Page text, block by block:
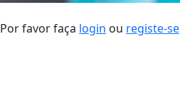
Por favor faça login ou registe-se